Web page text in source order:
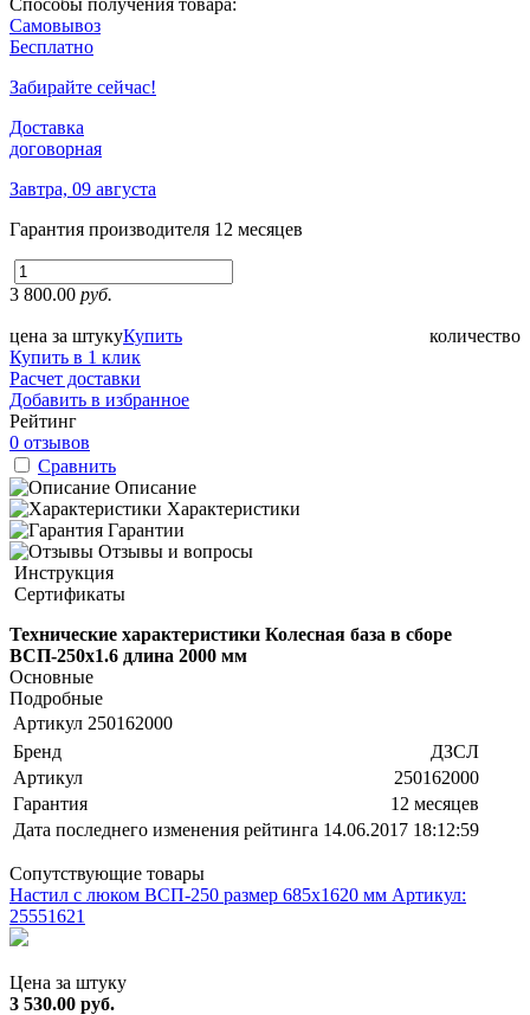
Самовывоз
Бесплатно
Забирайте сейчас!
Доставка
договорная
Завтра, 09 августа
Гарантия производителя 12 месяцев
3 800.00 руб.
цена за штуку количество
Купить
Купить в 1 клик
Расчет доставки
Добавить в избранное
Рейтинг
0 отзывов
Сравнить
Описание
Характеристики
Гарантии
Отзывы и вопросы
Инструкция
Сертификаты
Технические характеристики Колесная база в сборе
ВСП-250х1.6 длина 2000 мм
Основные
Подробные
Артикул 250162000
Бренд
ДЗСЛ
Артикул
250162000
Гарантия
12 месяцев
Дата последнего изменения рейтинга 14.06.2017 18:12:59
Сопутствующие товары
Настил с люком ВСП-250 размер 685х1620 мм Артикул:
25551621
Цена за штуку
3 530.00 руб.